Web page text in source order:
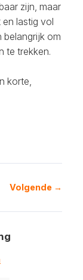
zijn, maar
lastig vol
om
te trekken.
korte,
Volgende →